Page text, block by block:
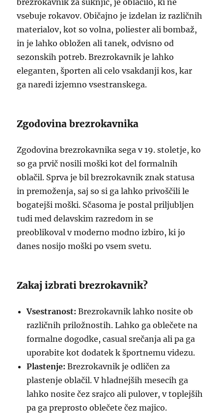
brezrokavnik za suknjič, je oblačilo, ki ne
vsebuje rokavov. Običajno je izdelan iz različnih
materialov, kot so volna, poliester ali bombaž,
in je lahko obložen ali tanek, odvisno od
sezonskih potreb. Brezrokavnik je lahko
eleganten, športen ali celo vsakdanji kos, kar
ga naredi izjemno vsestranskega.
Zgodovina brezrokavnika
Zgodovina brezrokavnika sega v 19. stoletje, ko
so ga prvič nosili moški kot del formalnih
oblačil. Sprva je bil brezrokavnik znak statusa
in premoženja, saj so si ga lahko privoščili le
bogatejši moški. Sčasoma je postal priljubljen
tudi med delavskim razredom in se
preoblikoval v moderno modno izbiro, ki jo
danes nosijo moški po vsem svetu.
Zakaj izbrati brezrokavnik?
Vsestranost: Brezrokavnik lahko nosite ob
različnih priložnostih. Lahko ga oblečete na
formalne dogodke, casual srečanja ali pa ga
uporabite kot dodatek k športnemu videzu.
Plastenje: Brezrokavnik je odličen za
plastenje oblačil. V hladnejših mesecih ga
lahko nosite čez srajco ali pulover, v toplejših
pa ga preprosto oblečete čez majico.